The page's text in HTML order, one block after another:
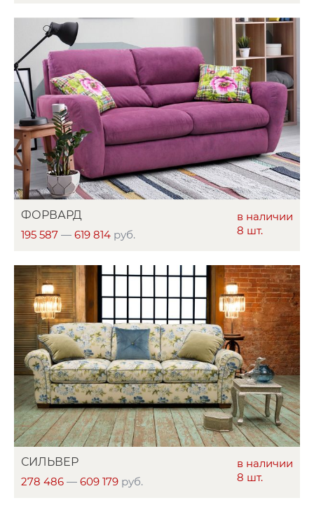
в наличии
8 шт.
ФОРВАРД
195 587 — 619 814 руб.
в наличии
8 шт.
СИЛЬВЕР
278 486 — 609 179 руб.